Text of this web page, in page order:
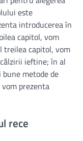
este
introducerea în
capitol, vom
treilea capitol, vom
ieftine; în al
metode de
prezenta
rece